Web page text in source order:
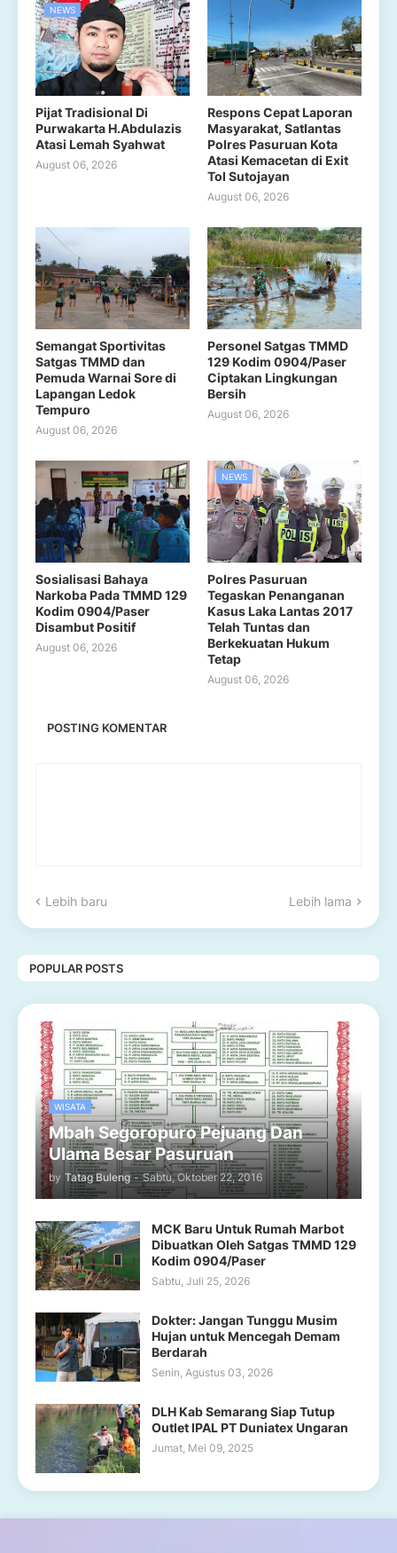
NEWS
Pijat Tradisional Di
Purwakarta H.Abdulazis
Atasi Lemah Syahwat
August 06, 2026
Respons Cepat Laporan
Masyarakat, Satlantas
Polres Pasuruan Kota
Atasi Kemacetan di Exit
Tol Sutojayan
August 06, 2026
Semangat Sportivitas
Satgas TMMD dan
Pemuda Warnai Sore di
Lapangan Ledok
Tempuro
August 06, 2026
Personel Satgas TMMD
129 Kodim 0904/Paser
Ciptakan Lingkungan
Bersih
August 06, 2026
Sosialisasi Bahaya
Narkoba Pada TMMD 129
Kodim 0904/Paser
Disambut Positif
August 06, 2026
NEWS
Polres Pasuruan
Tegaskan Penanganan
Kasus Laka Lantas 2017
Telah Tuntas dan
Berkekuatan Hukum
Tetap
August 06, 2026
POSTING KOMENTAR
Lebih baru Lebih lama
POPULAR POSTS
WISATA
Mbah Segoropuro Pejuang Dan
Ulama Besar Pasuruan
by Tatag Buleng - Sabtu, Oktober 22, 2016
MCK Baru Untuk Rumah Marbot
Dibuatkan Oleh Satgas TMMD 129
Kodim 0904/Paser
Sabtu, Juli 25, 2026
Dokter: Jangan Tunggu Musim
Hujan untuk Mencegah Demam
Berdarah
Senin, Agustus 03, 2026
DLH Kab Semarang Siap Tutup
Outlet IPAL PT Duniatex Ungaran
Jumat, Mei 09, 2025